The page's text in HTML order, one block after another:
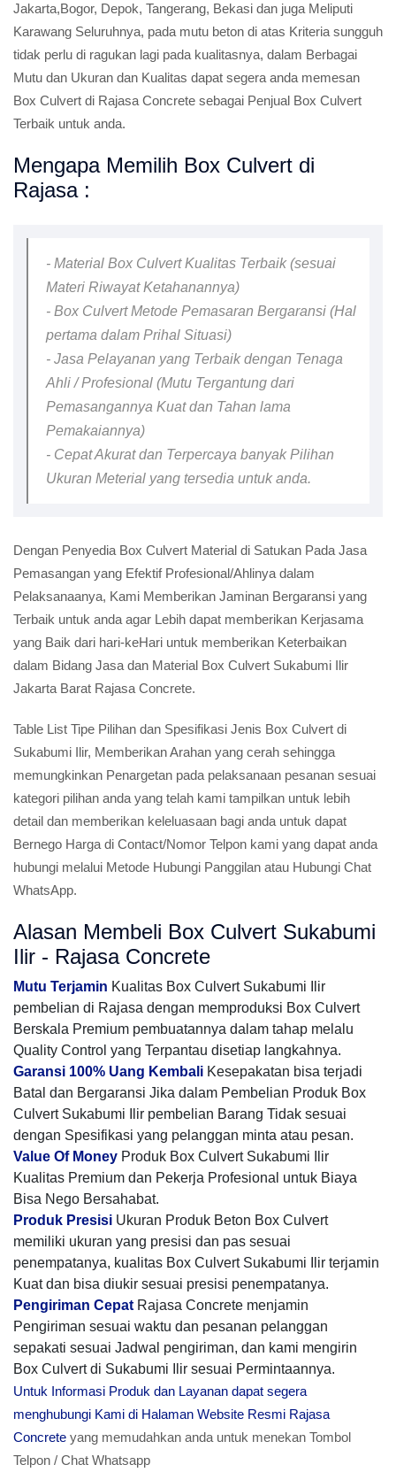
Jakarta,Bogor, Depok, Tangerang, Bekasi dan juga Meliputi
Karawang Seluruhnya, pada mutu beton di atas Kriteria sungguh
tidak perlu di ragukan lagi pada kualitasnya, dalam Berbagai
Mutu dan Ukuran dan Kualitas dapat segera anda memesan
Box Culvert di Rajasa Concrete sebagai Penjual Box Culvert
Terbaik untuk anda.
Mengapa Memilih Box Culvert di
Rajasa :
- Material Box Culvert Kualitas Terbaik (sesuai
Materi Riwayat Ketahanannya)
- Box Culvert Metode Pemasaran Bergaransi (Hal
pertama dalam Prihal Situasi)
- Jasa Pelayanan yang Terbaik dengan Tenaga
Ahli / Profesional (Mutu Tergantung dari
Pemasangannya Kuat dan Tahan lama
Pemakaiannya)
- Cepat Akurat dan Terpercaya banyak Pilihan
Ukuran Meterial yang tersedia untuk anda.
Dengan Penyedia Box Culvert Material di Satukan Pada Jasa
Pemasangan yang Efektif Profesional/Ahlinya dalam
Pelaksanaanya, Kami Memberikan Jaminan Bergaransi yang
Terbaik untuk anda agar Lebih dapat memberikan Kerjasama
yang Baik dari hari-keHari untuk memberikan Keterbaikan
dalam Bidang Jasa dan Material Box Culvert Sukabumi Ilir
Jakarta Barat Rajasa Concrete.
Table List Tipe Pilihan dan Spesifikasi Jenis Box Culvert di
Sukabumi Ilir, Memberikan Arahan yang cerah sehingga
memungkinkan Penargetan pada pelaksanaan pesanan sesuai
kategori pilihan anda yang telah kami tampilkan untuk lebih
detail dan memberikan keleluasaan bagi anda untuk dapat
Bernego Harga di Contact/Nomor Telpon kami yang dapat anda
hubungi melalui Metode Hubungi Panggilan atau Hubungi Chat
WhatsApp.
Alasan Membeli Box Culvert Sukabumi
Ilir - Rajasa Concrete
Mutu Terjamin Kualitas Box Culvert Sukabumi Ilir
pembelian di Rajasa dengan memproduksi Box Culvert
Berskala Premium pembuatannya dalam tahap melalu
Quality Control yang Terpantau disetiap langkahnya.
Garansi 100% Uang Kembali Kesepakatan bisa terjadi
Batal dan Bergaransi Jika dalam Pembelian Produk Box
Culvert Sukabumi Ilir pembelian Barang Tidak sesuai
dengan Spesifikasi yang pelanggan minta atau pesan.
Value Of Money Produk Box Culvert Sukabumi Ilir
Kualitas Premium dan Pekerja Profesional untuk Biaya
Bisa Nego Bersahabat.
Produk Presisi Ukuran Produk Beton Box Culvert
memiliki ukuran yang presisi dan pas sesuai
penempatanya, kualitas Box Culvert Sukabumi Ilir terjamin
Kuat dan bisa diukir sesuai presisi penempatanya.
Pengiriman Cepat Rajasa Concrete menjamin
Pengiriman sesuai waktu dan pesanan pelanggan
sepakati sesuai Jadwal pengiriman, dan kami mengirin
Box Culvert di Sukabumi Ilir sesuai Permintaannya.
Untuk Informasi Produk dan Layanan dapat segera
menghubungi Kami di Halaman Website Resmi Rajasa
Concrete yang memudahkan anda untuk menekan Tombol
Telpon / Chat Whatsapp